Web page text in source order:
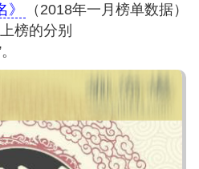
（2018年一月榜单数据）
榜的分别